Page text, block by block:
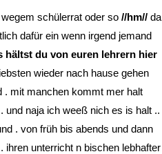
schülerrat oder so //hm// da
dafür ein wenn irgend jemand
hältst du von euren lehrern hier
wieder nach hause gehen
. mit manchen kommt mer halt
naja ich weeß nich es is halt ..
. von früh bis abends und dann
ihren unterricht n bischen lebhafter